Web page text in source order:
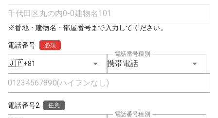
※番地・建物名・部屋番号まで入力してください。
電話番号 必須
🇯🇵+81 携帯電話
電話番号種別
電話番号2 任意
電話番号種別